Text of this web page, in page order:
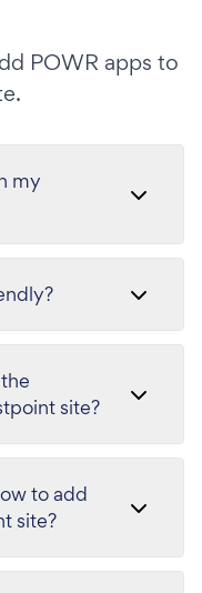
POWR apps to
my
site?
to add
site?